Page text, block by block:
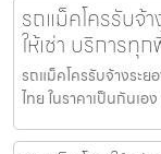
รถแม็คโครรับจ้
ให้เช่า บริการทุ
รถแม็คโครรับจ้างระย
ไทย ในราคาเป็นกันเ